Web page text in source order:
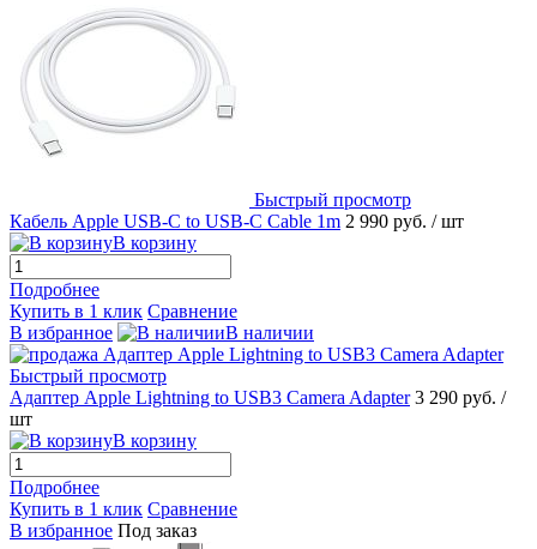
Быстрый просмотр
Кабель Apple USB-C to USB-C Cable 1m 2 990 руб. / шт
В корзину
Подробнее
Купить в 1 клик Сравнение
В избранное
В наличии
Быстрый просмотр
Адаптер Apple Lightning to USB3 Camera Adapter 3 290 руб. /
шт
В корзину
Подробнее
Купить в 1 клик Сравнение
В избранное Под заказ